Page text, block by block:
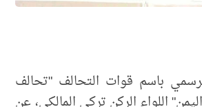
باسم قوات التحالف "تحالف